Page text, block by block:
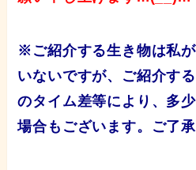
※ご紹介する生き物は私
いないですが、ご紹介す
のタイム差等により、多
場合もございます。ご了承